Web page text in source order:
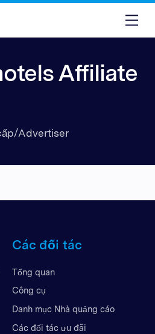
Affiliate
Advertiser
Các đối tác
Tổng quan
Công cụ
Danh mục Nhà quảng cáo
Các đối tác ưu đãi